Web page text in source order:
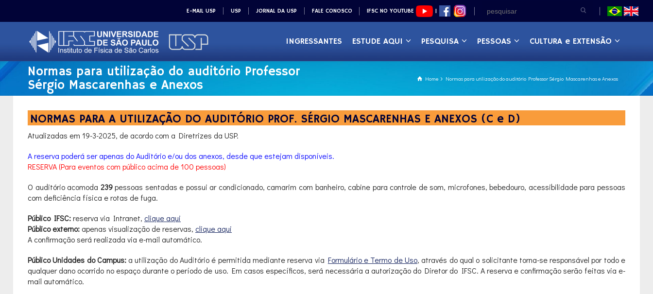
E-MAIL USP USP JORNAL DA USP FALE CONOSCO IFSC NO YOUTUBE |
INGRESSANTES ESTUDE AQUI PESQUISA PESSOAS CULTURA e EXTENSÃO
Home Normas para utilização do auditório Professor Sérgio Mascarenhas e Anexos
Normas para utilização do auditório Professor
Sérgio Mascarenhas e Anexos
NORMAS PARA A UTILIZAÇÃO DO AUDITÓRIO PROF. SÉRGIO MASCARENHAS E ANEXOS (C e D)
Atualizadas em 19-3-2025, de acordo com a Diretrizes da USP.
A reserva poderá ser apenas do Auditório e/ou dos anexos, desde que estejam disponíveis.
RESERVA (Para eventos com público acima de 100 pessoas)
O auditório acomoda 239pessoas sentadas e possui ar condicionado, camarim com banheiro, cabine para controle de som, microfones, bebedouro, acessibilidade para pessoas
com deficiência física e rotas de fuga.
Público IFSC:reserva via Intranet, clique aqui
Público externo: apenas visualização de reservas, clique aqui
A confirmação será realizada via e-mail automático.
Público Unidades do Campus:a utilização do Auditório é permitida mediante reserva via Formulário e Termo de Uso, através do qual o solicitante torna-se responsável por todo e
qualquer dano ocorrido no espaço durante o período de uso. Em casos específicos, será necessária a autorização do Diretor do IFSC. A reserva e confirmação serão feitas via e-
mail automático.